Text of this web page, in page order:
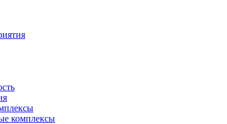
комплексы